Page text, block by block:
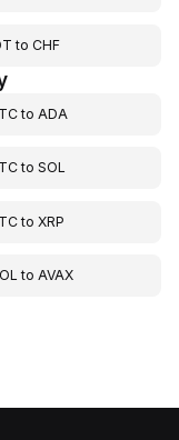
toCHF
to ADA
to SOL
to XRP
to AVAX